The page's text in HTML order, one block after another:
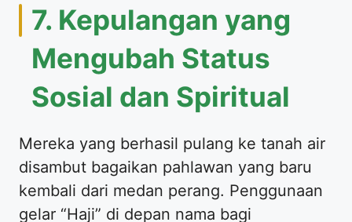
7. Kepulangan yang
Mengubah Status
Sosial dan Spiritual
Mereka yang berhasil pulang ke tanah air
disambut bagaikan pahlawan yang baru
kembali dari medan perang. Penggunaan
gelar “Haji” di depan nama bagi